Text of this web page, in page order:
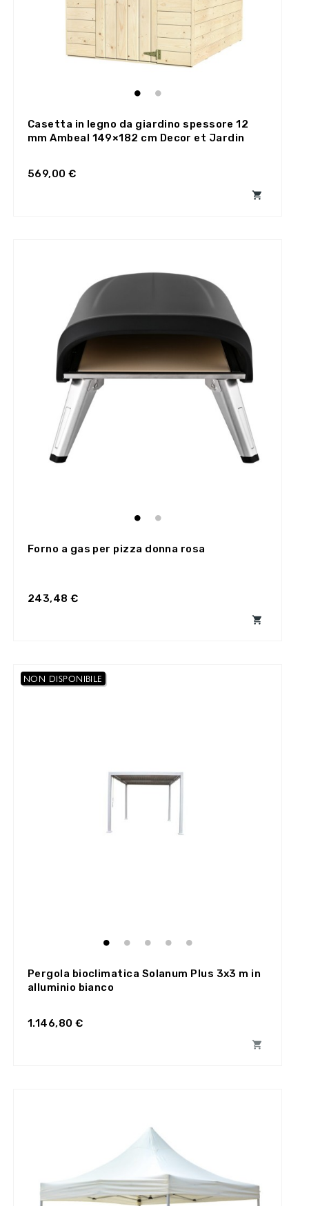
Casetta in legno da giardino spessore 12
mm Ambeal 149×182 cm Decor et Jardin
569,00 €

Forno a gas per pizza donna rosa
243,48 €

NON DISPONIBILE
Pergola bioclimatica Solanum Plus 3x3 m in
alluminio bianco
1.146,80 €
